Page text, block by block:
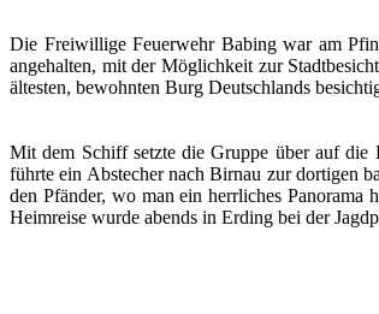
Die Freiwillige Feuerwehr Babing war am
angehalten, mit der Möglichkeit zur
ältesten, bewohnten Burg Deutschlands
Mit dem Schiff setzte die Gruppe über auf die
führte ein Abstecher nach Birnau zur dortigen
den Pfänder, wo man ein herrliches Panorama
Heimreise wurde abends in Erding bei der